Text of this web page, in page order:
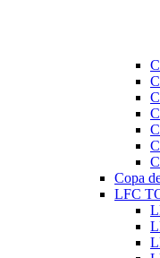
Copa
LFC